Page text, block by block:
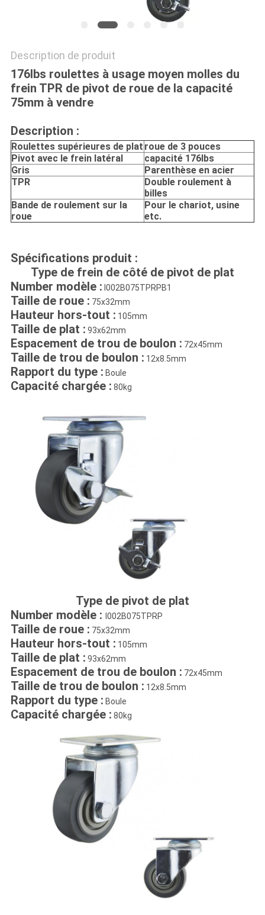
Description de produit
176lbs roulettes à usage moyen molles du
frein TPR de pivot de roue de la capacité
75mm à vendre
Description :
Roulettes supérieures de plat roue de 3 pouces
Pivot avec le frein latéral
capacité 176lbs
Gris
Parenthèse en acier
TPR
Double roulement à
billes
Bande de roulement sur la
roue
Pour le chariot, usine
etc.
Spécifications produit :
Type de frein de côté de pivot de plat
Number modèle : I002B075TPRPB1
Taille de roue : 75x32mm
Hauteur hors-tout : 105mm
Taille de plat : 93x62mm
Espacement de trou de boulon : 72x45mm
Taille de trou de boulon : 12x8.5mm
Rapport du type : Boule
Capacité chargée : 80kg
Type de pivot de plat
Number modèle : I002B075TPRP
Taille de roue : 75x32mm
Hauteur hors-tout : 105mm
Taille de plat : 93x62mm
Espacement de trou de boulon : 72x45mm
Taille de trou de boulon : 12x8.5mm
Rapport du type : Boule
Capacité chargée : 80kg